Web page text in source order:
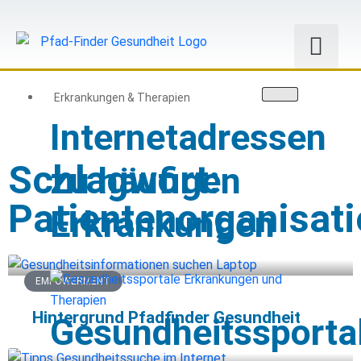
Erkrankungen & Therapien
Internetadressen
zu häufigen
Erkrankungen
Schlagwort:
EMPOWERMENT
Hintergrund Pfadfinder Gesundheit